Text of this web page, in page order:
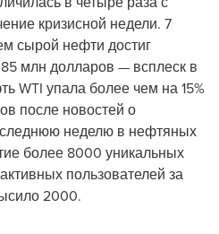
кризисной недели. 7
сырой нефти достиг
млн долларов — всплеск в
WTI упала более чем на 15%
после новостей о
неделю в нефтяных
более 8000 уникальных
пользователей за
2000.